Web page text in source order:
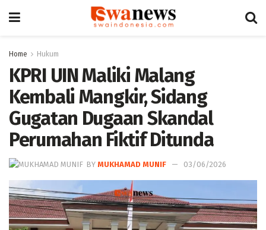
Home Hukum
KPRI UIN Maliki Malang
Kembali Mangkir, Sidang
Gugatan Dugaan Skandal
Perumahan Fiktif Ditunda
BY MUKHAMAD MUNIF 03/06/2026